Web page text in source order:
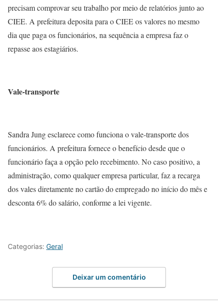
precisam comprovar seu trabalho por meio de relatórios junto ao
CIEE. A prefeitura deposita para o CIEE os valores no mesmo
dia que paga os funcionários, na sequência a empresa faz o
repasse aos estagiários.
Vale-transporte
Sandra Jung esclarece como funciona o vale-transporte dos
funcionários. A prefeitura fornece o benefício desde que o
funcionário faça a opção pelo recebimento. No caso positivo, a
administração, como qualquer empresa particular, faz a recarga
dos vales diretamente no cartão do empregado no início do mês e
desconta 6% do salário, conforme a lei vigente.
Categorias: Geral
Deixar um comentário